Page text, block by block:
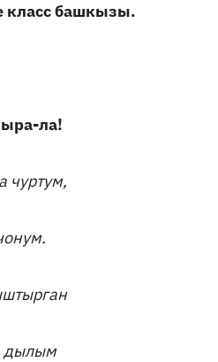
класс башкызы.
ла!
чуртум,
дылым